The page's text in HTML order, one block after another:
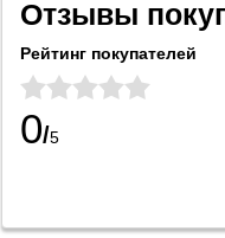
Отзывы
Рейтинг покупателей
0/5